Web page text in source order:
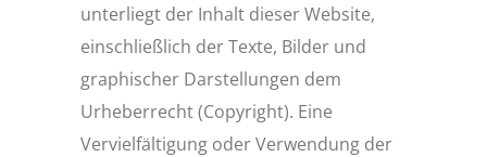
unterliegt der Inhalt dieser Website,
einschließlich der Texte, Bilder und
graphischer Darstellungen dem
Urheberrecht (Copyright). Eine
Vervielfältigung oder Verwendung der